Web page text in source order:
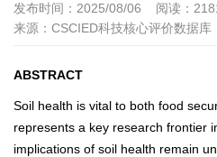
发布时间：2025/08/06
阅读：
来源：CSCIED科技核心评价数据库
ABSTRACT
Soil health is vital to both food
represents a key research frontier
implications of soil health remain